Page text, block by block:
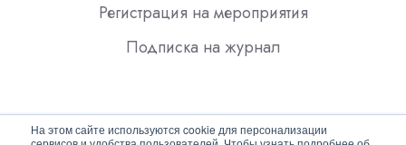
На этом сайте используются cookie для персонализации
Регистрация на мероприятия
Подписка на журнал